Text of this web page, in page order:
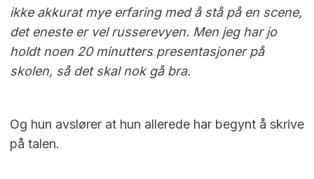
ikke akkurat mye erfaring med å stå på en scene,
det eneste er vel russerevyen. Men jeg har jo
holdt noen 20 minutters presentasjoner på
skolen, så det skal nok gå bra.
Og hun avslører at hun allerede har begynt å skrive
på talen.